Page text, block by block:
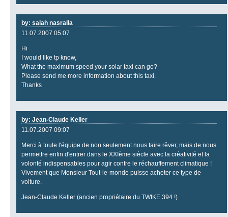
by: salah nasralla
11.07.2007 05:07
Hi
I would like tp know,
What the maximum speed your solar taxi can go?
Please send me more information about this taxi.
Thanks
by: Jean-Claude Keller
11.07.2007 09:07
Merci à toute l'équipe de non seulement nous faire rêver, mais de nous
permettre enfin d'entrer dans le XXIème siècle avec la créativité et la
volonté indispensables pour agir contre le réchauffement climatique !
Vivement que Monsieur Tout-le-monde puisse acheter ce type de
voiture.
Jean-Claude Keller (ancien propriétaire du TWIKE 394 !)